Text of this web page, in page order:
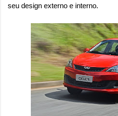
seu design externo e interno.